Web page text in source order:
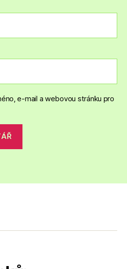
e-mail a webovou stránku pro